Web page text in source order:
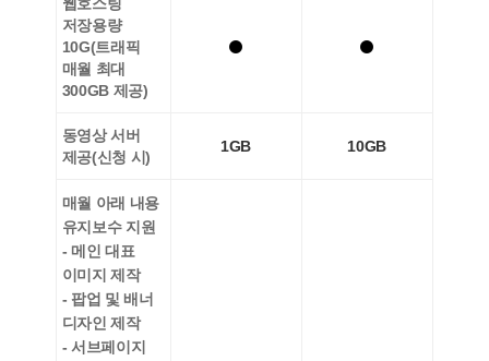
웹호스팅
저장용량
10G(트래픽
매월 최대
300GB 제공)
동영상 서버
제공(신청 시)
1GB 10GB
매월 아래 내용
유지보수 지원
- 메인 대표
이미지 제작
- 팝업 및 배너
디자인 제작
- 서브페이지